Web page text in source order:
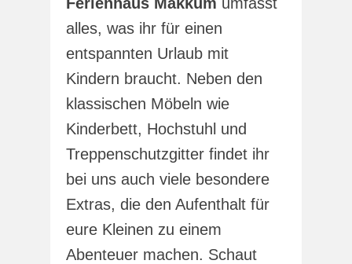
alles, was ihr für einen
entspannten Urlaub mit
Kindern braucht. Neben den
klassischen Möbeln wie
Kinderbett, Hochstuhl und
Treppenschutzgitter findet ihr
bei uns auch viele besondere
Extras, die den Aufenthalt für
eure Kleinen zu einem
Abenteuer machen. Schaut